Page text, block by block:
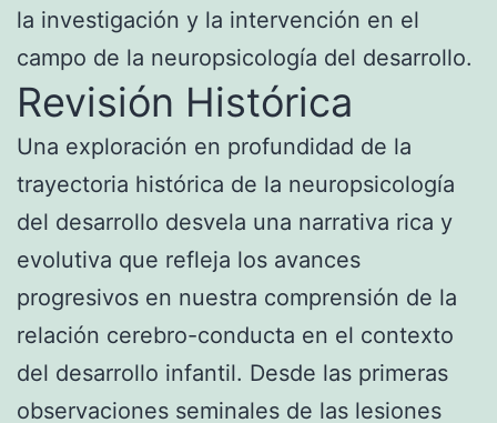
la investigación y la intervención en el
campo de la neuropsicología del desarrollo.
Revisión Histórica
Una exploración en profundidad de la
trayectoria histórica de la neuropsicología
del desarrollo desvela una narrativa rica y
evolutiva que refleja los avances
progresivos en nuestra comprensión de la
relación cerebro-conducta en el contexto
del desarrollo infantil. Desde las primeras
observaciones seminales de las lesiones